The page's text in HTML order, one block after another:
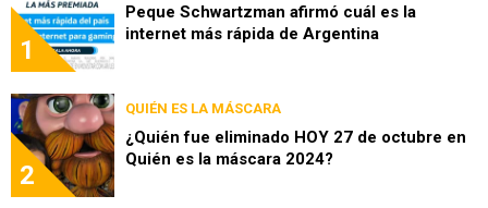
1
Peque Schwartzman afirmó cuál es la
internet más rápida de Argentina
2
QUIÉN ES LA MÁSCARA
¿Quién fue eliminado HOY 27 de octubre en
Quién es la máscara 2024?